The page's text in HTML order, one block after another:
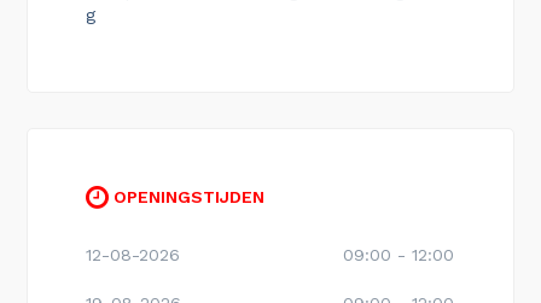
g
OPENINGSTIJDEN
12-08-2026 09:00 - 12:00